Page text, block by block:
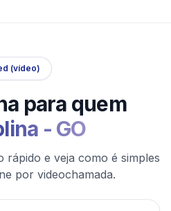
(vídeo)
para quem
- GO
rápido e veja como é simples
por videochamada.